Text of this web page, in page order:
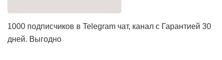
1000 подписчиков в Telegram чат, канал с Гарантией 30
дней. Выгодно